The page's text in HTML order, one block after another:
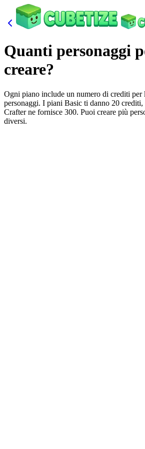
Quanti personaggi
creare?
Ogni piano include un numero di crediti per
personaggi. I piani Basic ti danno 20
Crafter ne fornisce 300. Puoi creare più
diversi.